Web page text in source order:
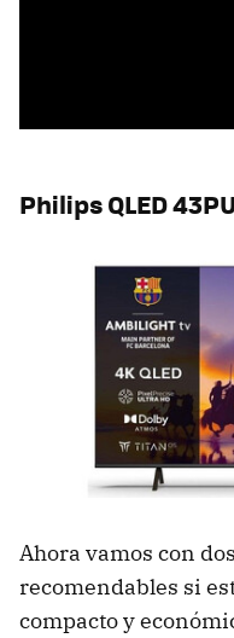
Philips QLED
Ahora vamos con
recomendables si
compacto y